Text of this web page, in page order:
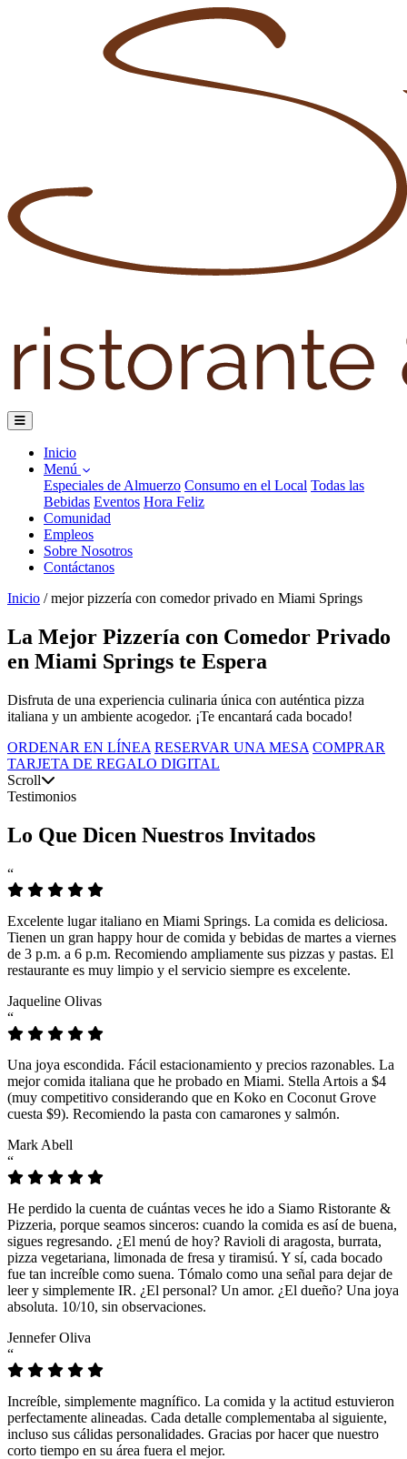
Inicio
Menú
Especiales de Almuerzo Consumo en el Local Todas las
Bebidas Eventos Hora Feliz
Comunidad
Empleos
Sobre Nosotros
Contáctanos
Inicio / mejor pizzería con comedor privado en Miami Springs
La Mejor Pizzería con Comedor Privado
en Miami Springs te Espera
Disfruta de una experiencia culinaria única con auténtica pizza
italiana y un ambiente acogedor. ¡Te encantará cada bocado!
ORDENAR EN LÍNEA RESERVAR UNA MESA COMPRAR
TARJETA DE REGALO DIGITAL
Scroll
Testimonios
Lo Que Dicen Nuestros Invitados
“
Excelente lugar italiano en Miami Springs. La comida es deliciosa.
Tienen un gran happy hour de comida y bebidas de martes a viernes
de 3 p.m. a 6 p.m. Recomiendo ampliamente sus pizzas y pastas. El
restaurante es muy limpio y el servicio siempre es excelente.
Jaqueline Olivas
“
Una joya escondida. Fácil estacionamiento y precios razonables. La
mejor comida italiana que he probado en Miami. Stella Artois a $4
(muy competitivo considerando que en Koko en Coconut Grove
cuesta $9). Recomiendo la pasta con camarones y salmón.
Mark Abell
“
He perdido la cuenta de cuántas veces he ido a Siamo Ristorante &
Pizzeria, porque seamos sinceros: cuando la comida es así de buena,
sigues regresando. ¿El menú de hoy? Ravioli di aragosta, burrata,
pizza vegetariana, limonada de fresa y tiramisú. Y sí, cada bocado
fue tan increíble como suena. Tómalo como una señal para dejar de
leer y simplemente IR. ¿El personal? Un amor. ¿El dueño? Una joya
absoluta. 10/10, sin observaciones.
Jennefer Oliva
“
Increíble, simplemente magnífico. La comida y la actitud estuvieron
perfectamente alineadas. Cada detalle complementaba al siguiente,
incluso sus cálidas personalidades. Gracias por hacer que nuestro
corto tiempo en su área fuera el mejor.